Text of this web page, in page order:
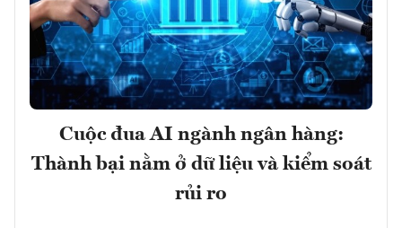
Cuộc đua AI ngành ngân hàng:
Thành bại nằm ở dữ liệu và kiểm soát
rủi ro